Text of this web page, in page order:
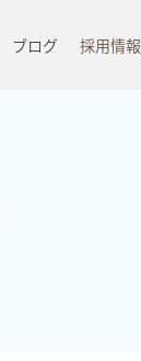
ブログ 採用情報